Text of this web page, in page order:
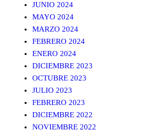
JUNIO 2024
MAYO 2024
MARZO 2024
FEBRERO 2024
ENERO 2024
DICIEMBRE 2023
OCTUBRE 2023
JULIO 2023
FEBRERO 2023
DICIEMBRE 2022
NOVIEMBRE 2022